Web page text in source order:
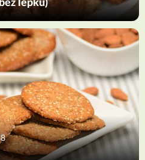
lepku)